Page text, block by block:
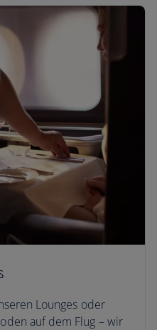
Lounges oder
auf dem Flug – wir